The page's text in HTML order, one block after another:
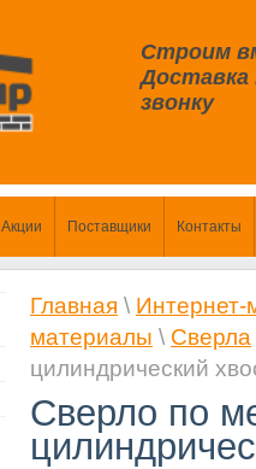
Строим
Доставка
звонку
Акции Поставщики Контакты
Главная \ Интернет-
материалы \ Сверла
цилиндрический
Сверло по